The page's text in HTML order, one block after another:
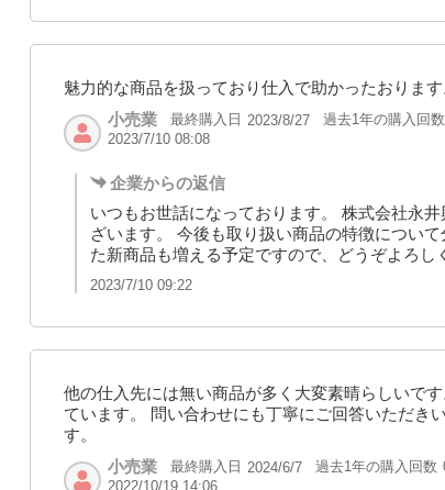
魅力的な商品を扱っており仕入で助かったおりま
小売業
最終購入日 2023/8/27 過去1年の購入回数
2023/7/10 08:08
企業からの返信
いつもお世話になっております。 株式会社永
ざいます。 今後も取り扱い商品の特徴につい
た新商品も増える予定ですので、どうぞよろし
2023/7/10 09:22
他の仕入先には無い商品が多く大変素晴らしいで
ています。 問い合わせにも丁寧にご回答いただき
す。
小売業
最終購入日 2024/6/7 過去1年の購入回数
2022/10/19 14:06